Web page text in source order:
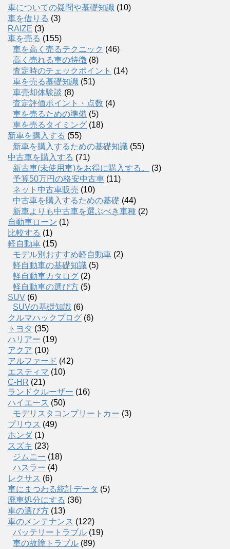
車についての疑問や基礎知識 (10)
車を借りる (3)
RAIZE (3)
車を売る (155)
車を高く売るテクニック (46)
高く売れる車の特徴 (8)
査定時のチェックポイント (14)
車を売る基礎知識 (51)
車売却体験談 (8)
査定評価ポイント・点数 (4)
車を売るための準備 (5)
車を売るタイミング (18)
新車を購入する (55)
新車を購入するための基礎知識 (55)
中古車を購入する (71)
新古車(未使用車)をお得に購入する。
(3)
予算50万円の格安中古車 (11)
ネット中古車販売 (10)
中古車を購入するための基礎 (44)
新車よりも中古車を選ぶべき車種 (2)
自動車ローン (1)
比較する (1)
軽自動車 (15)
モデル別おすすめ軽自動車 (2)
軽自動車の基礎知識 (5)
軽自動車カタログ (2)
軽自動車の選び方 (5)
SUV (6)
SUVの基礎知識 (6)
クルマハックブログ (6)
トヨタ (35)
ハリアー (19)
アクア (10)
アルファード (42)
エスティマ (10)
C-HR (21)
ランドクルーザー (16)
ハイエース (50)
モデリスタコンプリートカー (3)
プリウス (49)
ホンダ (1)
スズキ (23)
ジムニー (18)
ハスラー (4)
レクサス (6)
車にまつわる統計データ (5)
廃車処分にする (36)
車の選び方 (13)
車のメンテナンス (122)
バッテリートラブル (19)
車の故障トラブル (89)